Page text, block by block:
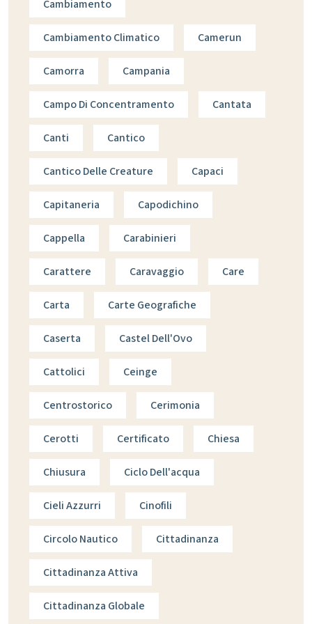
Cambiamento
Cambiamento Climatico Camerun
Camorra Campania
Campo Di Concentramento Cantata
Canti Cantico
Cantico Delle Creature Capaci
Capitaneria Capodichino
Cappella Carabinieri
Carattere Caravaggio Care
Carta Carte Geografiche
Caserta Castel Dell'Ovo
Cattolici Ceinge
Centrostorico Cerimonia
Cerotti Certificato Chiesa
Chiusura Ciclo Dell'acqua
Cieli Azzurri Cinofili
Circolo Nautico Cittadinanza
Cittadinanza Attiva
Cittadinanza Globale